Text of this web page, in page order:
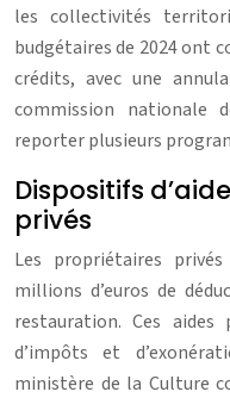
les collectivités
budgétaires de 2024 ont
crédits, avec une
commission nationale
reporter plusieurs
Dispositifs
privés
Les propriétaires
millions d’euros de
restauration. Ces
d’impôts et
ministère de la Culture